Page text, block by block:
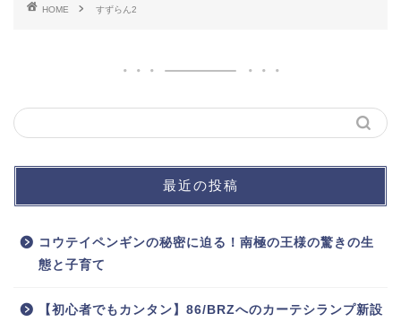
HOME すずらん2
最近の投稿
コウテイペンギンの秘密に迫る！南極の王様の驚きの生
態と子育て
【初心者でもカンタン】86/BRZへのカーテシランプ新設